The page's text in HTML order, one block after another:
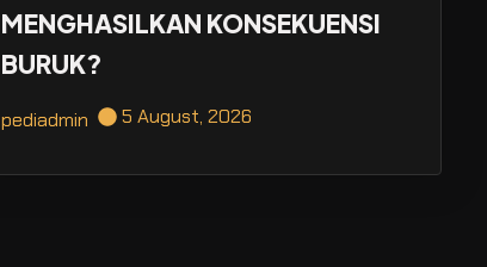
MENGHASILKAN KONSEKUENSI
BURUK?
pediadmin 5 August, 2026